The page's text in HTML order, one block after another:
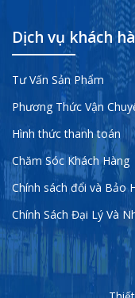
Dịch vụ khách
Tư Vấn Sản Phẩm
Phương Thức Vận
Hình thức thanh toán
Chăm Sóc Khách Hàng
Chính sách đổi và Bảo
Chính Sách Đại Lý Và